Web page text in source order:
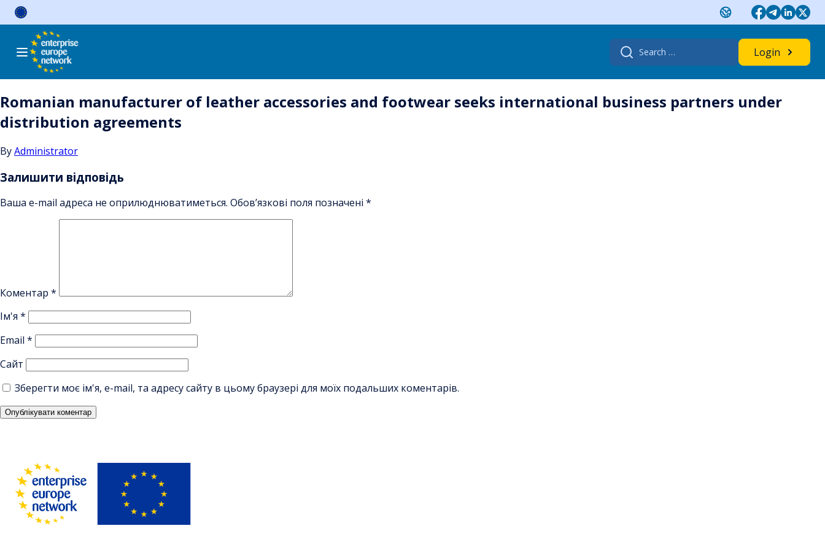
Skip
Search
for:
Login
Romanian manufacturer of leather accessories and footwear seeks international business partners under
distribution agreements
ByAdministrator
Залишити відповідь
Ваша e-mail адреса не оприлюднюватиметься. Обов’язкові поля позначені *
Коментар *
Ім'я *
Email *
Сайт
Зберегти моє ім'я, e-mail, та адресу сайту в цьому браузері для моїх подальших коментарів.